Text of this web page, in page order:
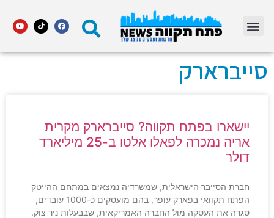
סייברארק
יישארו בפתח תקווה? סייברארק מקרית
אריה נמכרה לפאלו אלטו ב-25 מיליארד
דולר
חברת הסייבר הישראלית, שמשרדיה נמצאים במתחם ההייטק
הפתח תקוואי בפארק עופר, בהם מועסקים כ-1000 עובדים,
סגרה את העסקה מול החברה האמריקאית, שבבעלות ניר צוק.